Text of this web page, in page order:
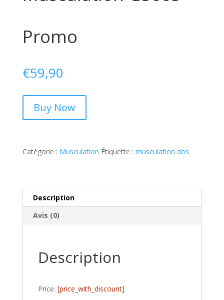
Promo
€59,90
Buy Now
Catégorie : Musculation Étiquette : musculation dos
Description
Avis (0)
Description
Price: [price_with_discount]